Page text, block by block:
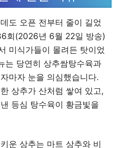
도 오픈 전부터 줄이 길었
회(2026년 6월 22일 방송)
미식가들이 몰려든 탓이었
는 당연히 상추쌈탕수육과
마자 눈을 의심했습니다.
상추가 산처럼 쌓여 있고,
등심 탕수육이 황금빛을
운 상추는 마트 상추와 비